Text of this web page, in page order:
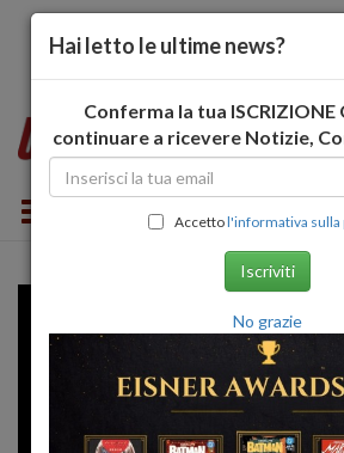
Toggle navigation
Hai letto le ultime news?
Conferma la tua ISCRIZIONE
continuare a ricevere Notizie,
Accettol'informativa sulla
Iscriviti
No grazie